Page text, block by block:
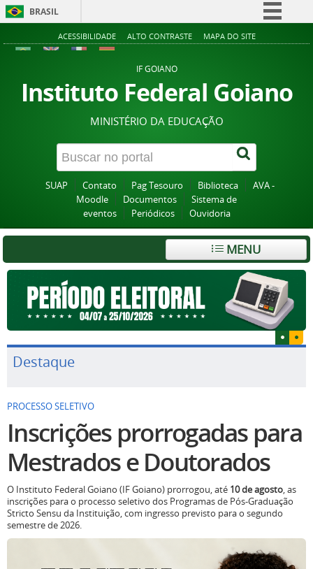
BRASIL
Simplifique!
Acesso à informação
Legislação
Canais
ACESSIBILIDADE ALTO CONTRASTE MAPA DO SITE
IF GOIANO
Instituto Federal Goiano
MINISTÉRIO DA EDUCAÇÃO
SUAP Contato Pag Tesouro Biblioteca
AVA -
Moodle
Documentos
Sistema de
eventos
Periódicos Ouvidoria
MENU
Destaque
PROCESSO SELETIVO
Inscrições prorrogadas para
Mestrados e Doutorados
O Instituto Federal Goiano (IF Goiano) prorrogou, até 10 de agosto, as
inscrições para o processo seletivo dos Programas de Pós-Graduação
Stricto Sensu da Instituição, com ingresso previsto para o segundo
semestre de 2026.